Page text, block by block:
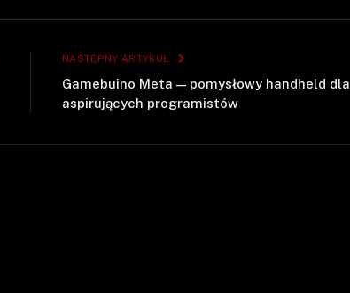
NASTĘPNY ARTYKUŁ
Gamebuino Meta — pomysłowy handheld dla
aspirujących programistów